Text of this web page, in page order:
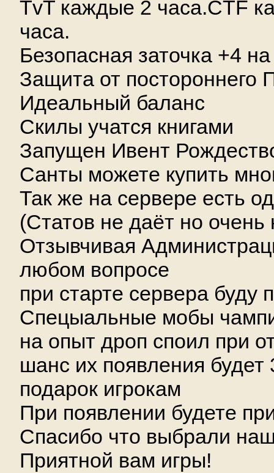
TvT каждые 2 часа.CTF
часа.
Безопасная заточка +4
Защита от постороннего
Идеальный баланс
Скилы учатся книгами
Запущен Ивент
Санты можете купить
Так же на сервере есть
(Статов не даёт но очень
Отзывчивая
любом вопросе
при старте сервера буду
Спецыальные мобы
на опыт дроп споил при
шанс их появления будет
подарок игрокам
При появлении будете
Спасибо что выбрали
Приятной вам игры!